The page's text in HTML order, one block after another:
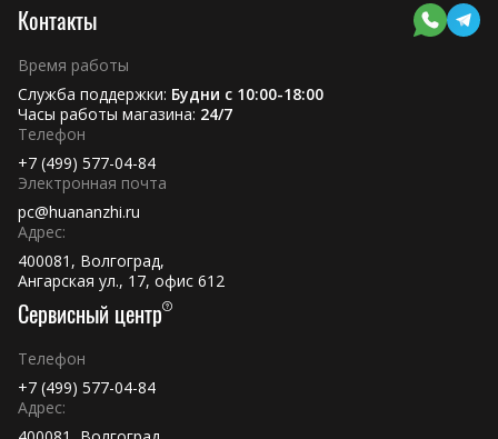
Контакты
Время работы
Служба поддержки: Будни с 10:00-18:00
Часы работы магазина: 24/7
Телефон
+7 (499) 577-04-84
Электронная почта
pc@huananzhi.ru
Адрес:
400081, Волгоград,
Ангарская ул., 17, офис 612
Сервисный центр
Телефон
+7 (499) 577-04-84
Адрес: